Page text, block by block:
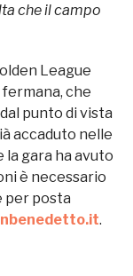
che il campo
League
che
punto di vista
accaduto nelle
gara ha avuto
è necessario
per posta
.